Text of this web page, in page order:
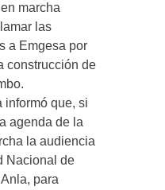
marcha
las
a Emgesa por
construcción de
informó que, si
agenda de la
la audiencia
Nacional de
para